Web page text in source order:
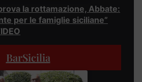
la rottamazione, Abbate:
per le famiglie siciliane”
BarSicilia